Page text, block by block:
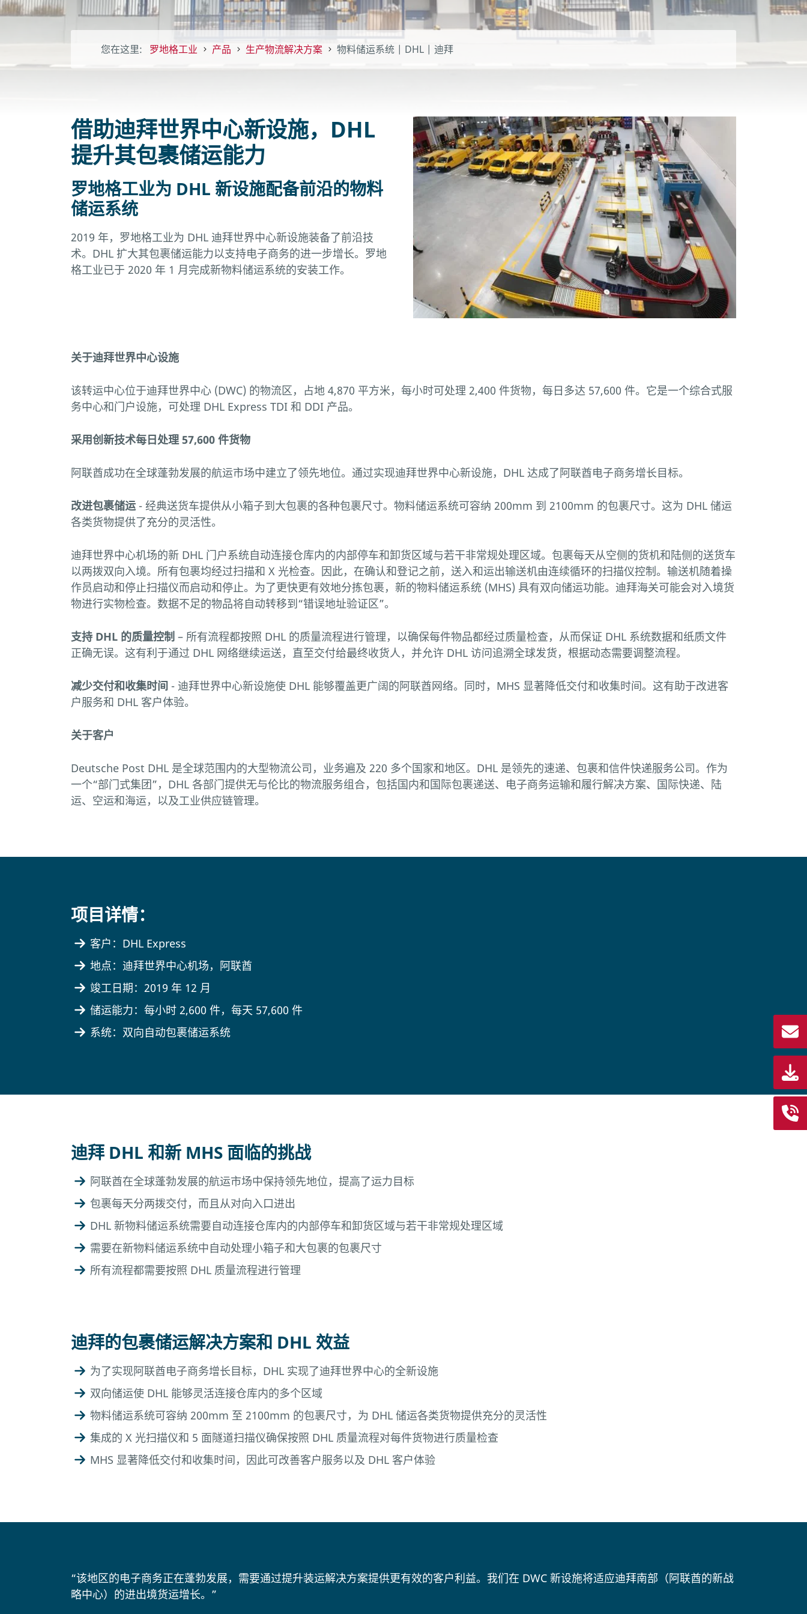
您在这里: 罗地格工业 产品 生产物流解决方案 物料储运系统 | DHL | 迪拜
借助迪拜世界中心新设施，DHL
提升其包裹储运能力
罗地格工业为 DHL 新设施配备前沿的物料
储运系统
2019 年，罗地格工业为 DHL 迪拜世界中心新设施装备了前沿技
术。DHL 扩大其包裹储运能力以支持电子商务的进一步增长。罗地
格工业已于 2020 年 1 月完成新物料储运系统的安装工作。
关于迪拜世界中心设施
该转运中心位于迪拜世界中心 (DWC) 的物流区，占地 4,870 平方米，每小时可处理 2,400 件货物，每日多达 57,600 件。它是一个综合式服
务中心和门户设施，可处理 DHL Express TDI 和 DDI 产品。
采用创新技术每日处理 57,600 件货物
阿联酋成功在全球蓬勃发展的航运市场中建立了领先地位。通过实现迪拜世界中心新设施，DHL 达成了阿联酋电子商务增长目标。
改进包裹储运 - 经典送货车提供从小箱子到大包裹的各种包裹尺寸。物料储运系统可容纳 200mm 到 2100mm 的包裹尺寸。这为 DHL 储运
各类货物提供了充分的灵活性。
迪拜世界中心机场的新 DHL 门户系统自动连接仓库内的内部停车和卸货区域与若干非常规处理区域。包裹每天从空侧的货机和陆侧的送货车
以两拨双向入境。所有包裹均经过扫描和 X 光检查。因此，在确认和登记之前，送入和运出输送机由连续循环的扫描仪控制。输送机随着操
作员启动和停止扫描仪而启动和停止。为了更快更有效地分拣包裹，新的物料储运系统 (MHS) 具有双向储运功能。迪拜海关可能会对入境货
物进行实物检查。数据不足的物品将自动转移到“错误地址验证区”。
支持 DHL 的质量控制 – 所有流程都按照 DHL 的质量流程进行管理，以确保每件物品都经过质量检查，从而保证 DHL 系统数据和纸质文件
正确无误。这有利于通过 DHL 网络继续运送，直至交付给最终收货人，并允许 DHL 访问追溯全球发货，根据动态需要调整流程。
减少交付和收集时间 - 迪拜世界中心新设施使 DHL 能够覆盖更广阔的阿联酋网络。同时，MHS 显著降低交付和收集时间。这有助于改进客
户服务和 DHL 客户体验。
关于客户
Deutsche Post DHL 是全球范围内的大型物流公司，业务遍及 220 多个国家和地区。DHL 是领先的速递、包裹和信件快递服务公司。作为
一个“部门式集团”，DHL 各部门提供无与伦比的物流服务组合，包括国内和国际包裹递送、电子商务运输和履行解决方案、国际快递、陆
运、空运和海运，以及工业供应链管理。
项目详情：
客户：DHL Express
地点：迪拜世界中心机场，阿联酋
竣工日期：2019 年 12 月
储运能力：每小时 2,600 件，每天 57,600 件
系统：双向自动包裹储运系统
迪拜 DHL 和新 MHS 面临的挑战
阿联酋在全球蓬勃发展的航运市场中保持领先地位，提高了运力目标
包裹每天分两拨交付，而且从对向入口进出
DHL 新物料储运系统需要自动连接仓库内的内部停车和卸货区域与若干非常规处理区域
需要在新物料储运系统中自动处理小箱子和大包裹的包裹尺寸
所有流程都需要按照 DHL 质量流程进行管理
迪拜的包裹储运解决方案和 DHL 效益
为了实现阿联酋电子商务增长目标，DHL 实现了迪拜世界中心的全新设施
双向储运使 DHL 能够灵活连接仓库内的多个区域
物料储运系统可容纳 200mm 至 2100mm 的包裹尺寸，为 DHL 储运各类货物提供充分的灵活性
集成的 X 光扫描仪和 5 面隧道扫描仪确保按照 DHL 质量流程对每件货物进行质量检查
MHS 显著降低交付和收集时间，因此可改善客户服务以及 DHL 客户体验
“该地区的电子商务正在蓬勃发展，需要通过提升装运解决方案提供更有效的客户利益。我们在 DWC 新设施将适应迪拜南部（阿联酋的新战
略中心）的进出境货运增长。”